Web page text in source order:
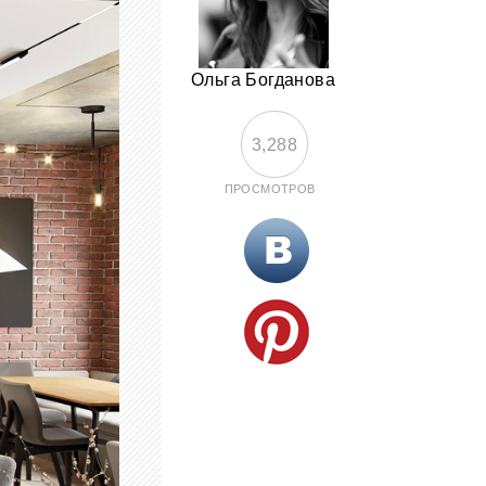
Ольга Богданова
3,288
ПРОСМОТРОВ